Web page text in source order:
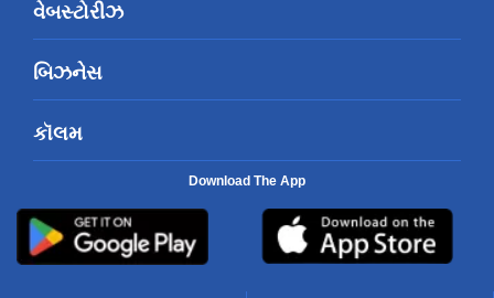
વેબસ્ટોરીઝ
બિઝનેસ
કૉલમ
Download The App